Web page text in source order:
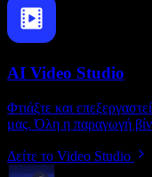
AI Video Studio
Φτιάξτε και
μας. Όλη η παραγωγή
Δείτε το Video Studio